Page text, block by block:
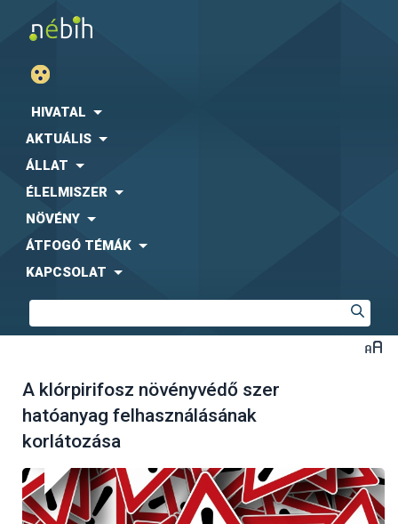
HIVATAL
AKTUÁLIS
ÁLLAT
ÉLELMISZER
NÖVÉNY
ÁTFOGÓ TÉMÁK
KAPCSOLAT
A klórpirifosz növényvédő szer
hatóanyag felhasználásának
korlátozása